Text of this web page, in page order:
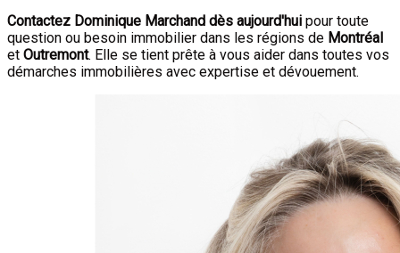
Contactez Dominique Marchand dès aujourd'hui pour toute
question ou besoin immobilier dans les régions de Montréal
et Outremont. Elle se tient prête à vous aider dans toutes vos
démarches immobilières avec expertise et dévouement.